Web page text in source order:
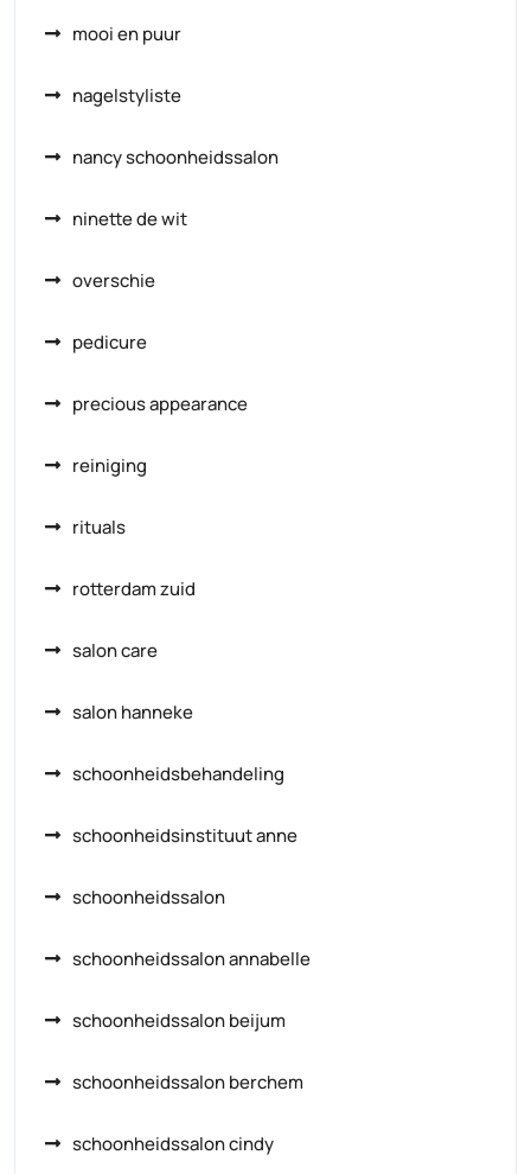
mooi en puur
nagelstyliste
nancy schoonheidssalon
ninette de wit
overschie
pedicure
precious appearance
reiniging
rituals
rotterdam zuid
salon care
salon hanneke
schoonheidsbehandeling
schoonheidsinstituut anne
schoonheidssalon
schoonheidssalon annabelle
schoonheidssalon beijum
schoonheidssalon berchem
schoonheidssalon cindy